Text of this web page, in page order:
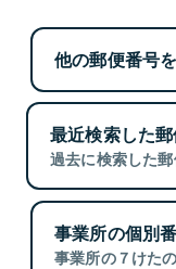
他の郵便番号
最近検索した
過去に検索した郵
事業所の個別
事業所の７けた